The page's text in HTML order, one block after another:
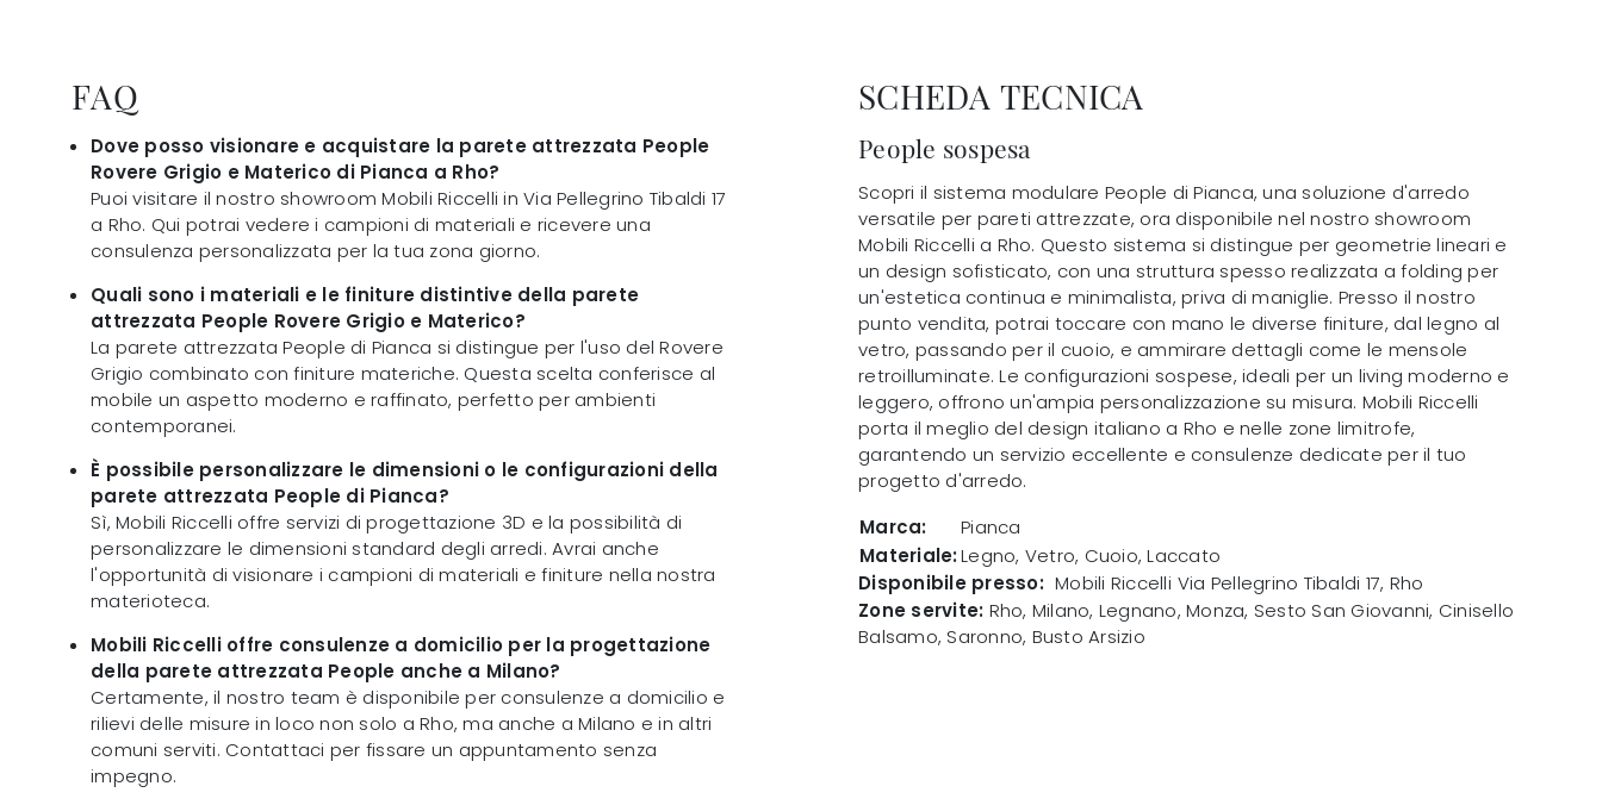
FAQ
Dove posso visionare e acquistare la parete attrezzata People
Rovere Grigio e Materico di Pianca a Rho?
Puoi visitare il nostro showroom Mobili Riccelli in Via Pellegrino Tibaldi 17
a Rho. Qui potrai vedere i campioni di materiali e ricevere una
consulenza personalizzata per la tua zona giorno.
Quali sono i materiali e le finiture distintive della parete
attrezzata People Rovere Grigio e Materico?
La parete attrezzata People di Pianca si distingue per l'uso del Rovere
Grigio combinato con finiture materiche. Questa scelta conferisce al
mobile un aspetto moderno e raffinato, perfetto per ambienti
contemporanei.
È possibile personalizzare le dimensioni o le configurazioni della
parete attrezzata People di Pianca?
Sì, Mobili Riccelli offre servizi di progettazione 3D e la possibilità di
personalizzare le dimensioni standard degli arredi. Avrai anche
l'opportunità di visionare i campioni di materiali e finiture nella nostra
materioteca.
Mobili Riccelli offre consulenze a domicilio per la progettazione
della parete attrezzata People anche a Milano?
Certamente, il nostro team è disponibile per consulenze a domicilio e
rilievi delle misure in loco non solo a Rho, ma anche a Milano e in altri
comuni serviti. Contattaci per fissare un appuntamento senza
impegno.
SCHEDA TECNICA
People sospesa
Scopri il sistema modulare People di Pianca, una soluzione d'arredo
versatile per pareti attrezzate, ora disponibile nel nostro showroom
Mobili Riccelli a Rho. Questo sistema si distingue per geometrie lineari e
un design sofisticato, con una struttura spesso realizzata a folding per
un'estetica continua e minimalista, priva di maniglie. Presso il nostro
punto vendita, potrai toccare con mano le diverse finiture, dal legno al
vetro, passando per il cuoio, e ammirare dettagli come le mensole
retroilluminate. Le configurazioni sospese, ideali per un living moderno e
leggero, offrono un'ampia personalizzazione su misura. Mobili Riccelli
porta il meglio del design italiano a Rho e nelle zone limitrofe,
garantendo un servizio eccellente e consulenze dedicate per il tuo
progetto d'arredo.
Marca:
Pianca
Materiale:Legno, Vetro, Cuoio, Laccato
Disponibile presso: Mobili Riccelli Via Pellegrino Tibaldi 17, Rho
Zone servite: Rho, Milano, Legnano, Monza, Sesto San Giovanni, Cinisello
Balsamo, Saronno, Busto Arsizio